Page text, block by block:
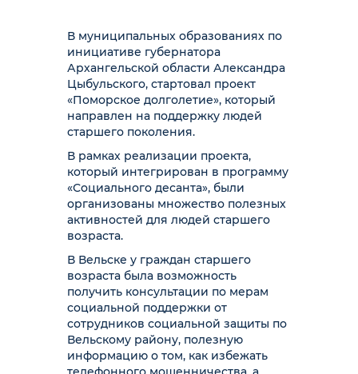
В муниципальных образованиях по
инициативе губернатора
Архангельской области Александра
Цыбульского, стартовал проект
«Поморское долголетие», который
направлен на поддержку людей
старшего поколения.
В рамках реализации проекта,
который интегрирован в программу
«Социального десанта», были
организованы множество полезных
активностей для людей старшего
возраста.
В Вельске у граждан старшего
возраста была возможность
получить консультации по мерам
социальной поддержки от
сотрудников социальной защиты по
Вельскому району, полезную
информацию о том, как избежать